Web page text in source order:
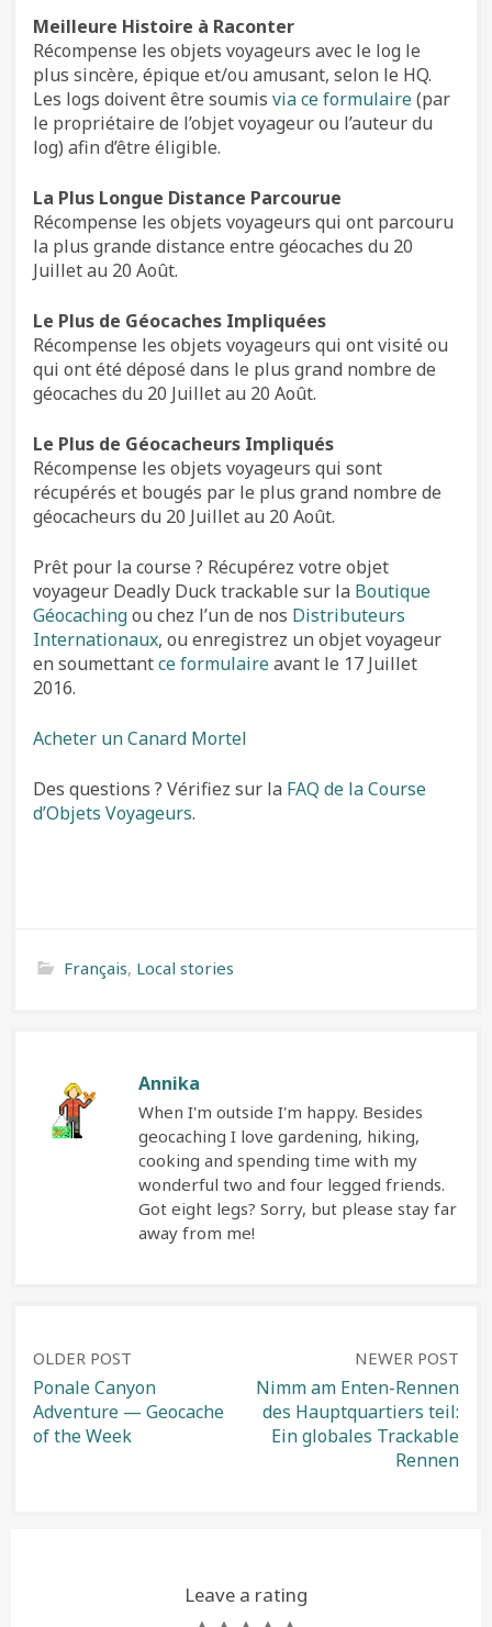
Meilleure Histoire à Raconter
Récompense les objets voyageurs avec le log le
plus sincère, épique et/ou amusant, selon le HQ.
Les logs doivent être soumis via ce formulaire(par
le propriétaire de l’objet voyageur ou l’auteur du
log) afin d’être éligible.
La Plus Longue Distance Parcourue
Récompense les objets voyageurs qui ont parcouru
la plus grande distance entre géocaches du 20
Juillet au 20 Août.
Le Plus de Géocaches Impliquées
Récompense les objets voyageurs qui ont visité ou
qui ont été déposé dans le plus grand nombre de
géocaches du 20 Juillet au 20 Août.
Le Plus de Géocacheurs Impliqués
Récompense les objets voyageurs qui sont
récupérés et bougés par le plus grand nombre de
géocacheurs du 20 Juillet au 20 Août.
Prêt pour la course ? Récupérez votre objet
voyageur Deadly Duck trackable sur la Boutique
Géocachingou chez l’un de nos Distributeurs
Internationaux, ou enregistrez un objet voyageur
en soumettantce formulaireavant le 17 Juillet
2016.
Acheter un Canard Mortel
Des questions ? Vérifiez sur la FAQ de la Course
d’Objets Voyageurs.
Français, Local stories
Annika
When I'm outside I'm happy. Besides
geocaching I love gardening, hiking,
cooking and spending time with my
wonderful two and four legged friends.
Got eight legs? Sorry, but please stay far
away from me!
Post
navigation
OLDER POST
Ponale Canyon
Adventure — Geocache
of the Week
NEWER POST
Nimm am Enten-Rennen
des Hauptquartiers teil:
Ein globales Trackable
Rennen